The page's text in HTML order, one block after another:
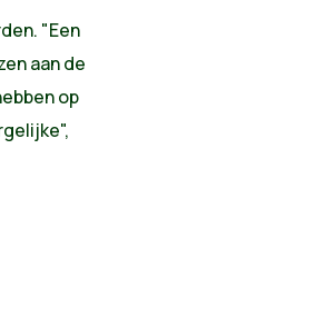
"Een
aan de
op